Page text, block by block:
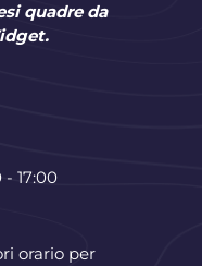
quadre da
- 17:00
orario per